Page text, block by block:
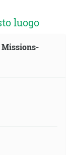
luogo
Missions-